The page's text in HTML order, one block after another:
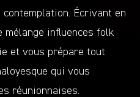
Écrivant en
influences folk
et vous prépare tout
qui vous
réunionnaises.